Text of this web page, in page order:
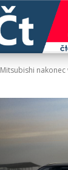
Mitsubishi nakonec